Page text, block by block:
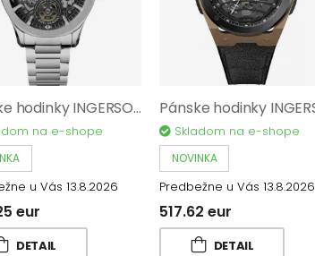
Pánske hodinky INGERSOLL The Bronc Automatic I16701
na e-shope
u Vás 13.8.2026
eur
DETAIL
Skladom na e-shope
NOVINKA
Predbežne u Vás 13.8.2026
517.62 eur
DETAIL